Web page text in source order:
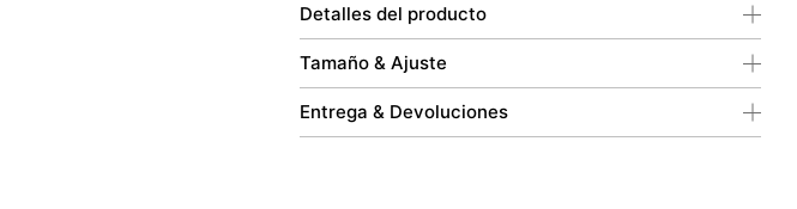
Detalles del producto
Tamaño & Ajuste
Entrega & Devoluciones